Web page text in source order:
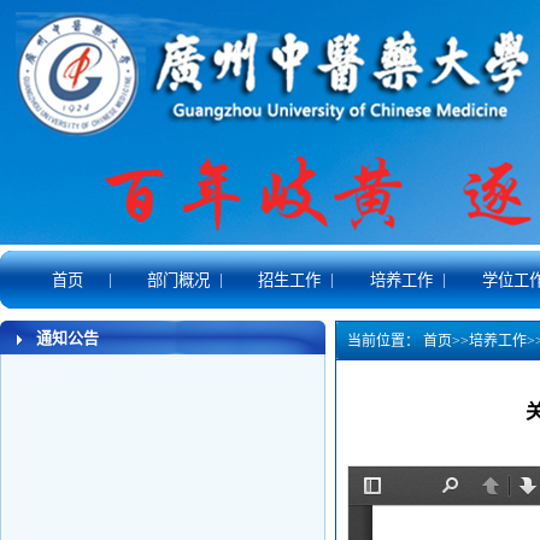
首页 | 部门概况 | 招生工作 | 培养工作 | 学位工
通知公告 当前位置： 首页>>培养工作